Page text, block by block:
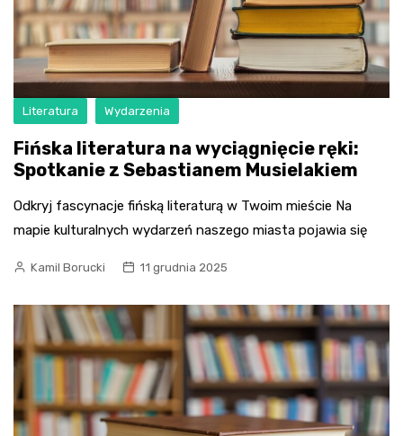
Literatura Wydarzenia
Fińska literatura na wyciągnięcie ręki:
Spotkanie z Sebastianem Musielakiem
Odkryj fascynacje fińską literaturą w Twoim mieście Na
mapie kulturalnych wydarzeń naszego miasta pojawia się
Kamil Borucki 11 grudnia 2025